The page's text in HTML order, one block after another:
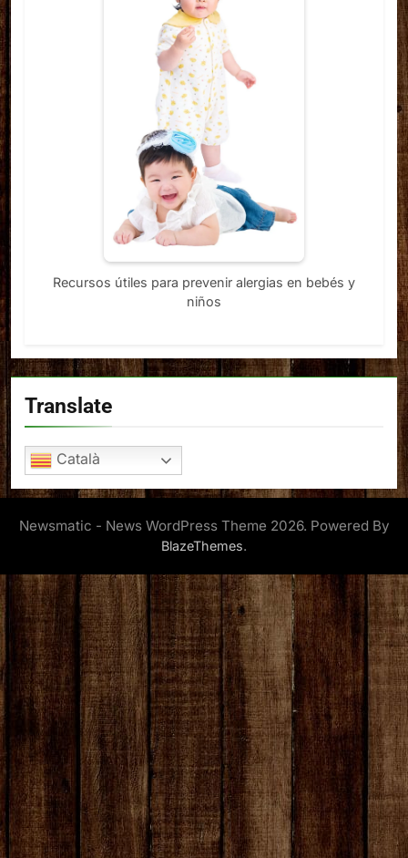
Recursos útiles para prevenir alergias en bebés y
niños
Translate
Català
Newsmatic - News WordPress Theme 2026. Powered By
BlazeThemes.